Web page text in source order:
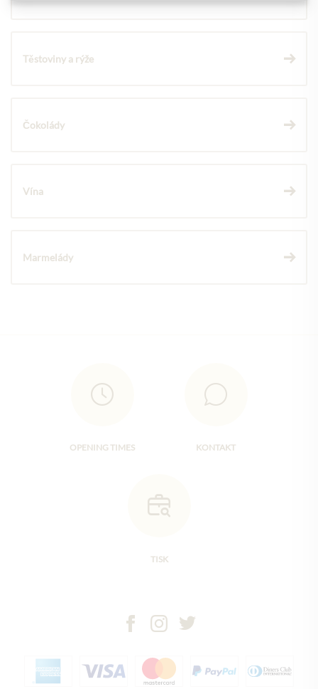
Těstoviny a rýže
Čokolády
Vína
Marmelády
OPENING TIMES KONTAKT
TISK